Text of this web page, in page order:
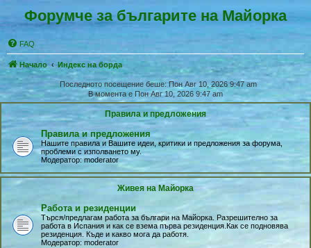
Форумче за българите на Майорка
FAQ
Начало Индекс на борда
Последното посещение беше: Пон Авг 10, 2026 9:47 am
В момента е Пон Авг 10, 2026 9:47 am
Правила и предложения
Правила и предложения
Нашите правила и Вашите идеи, критики и предложения за форума,
проблеми с изполването му.
Модератор: moderator
Живея на Майoрка
Работа и резиденции
Търся/предлагам работа за българи на Майорка. Разрешително за
работа в Испания и как се взема първа резиденция.Как се подновява
резиденция. Къде и какво мога да работя.
Модератор: moderator